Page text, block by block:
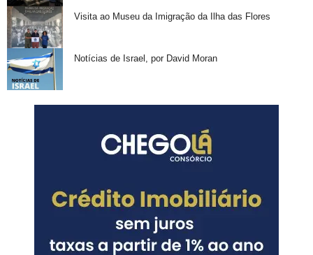
Visita ao Museu da Imigração da Ilha das Flores
Notícias de Israel, por David Moran